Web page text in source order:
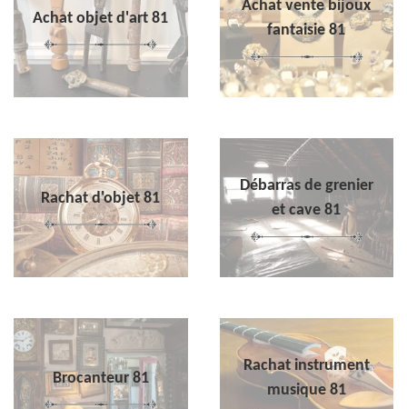
Achat objet d'art 81
Achat vente bijoux
fantaisie 81
Rachat d'objet 81
Débarras de grenier
et cave 81
Brocanteur 81
Rachat instrument
musique 81